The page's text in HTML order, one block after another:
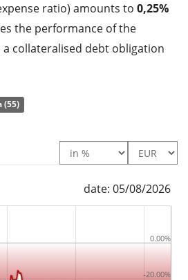
ratio) amounts to 0,25%
the performance of the
collateralised debt obligation
holdings
assets under management.
on 25 maart 2024
and is
(55)
date: 05/08/2026
-20.00%
0.00%